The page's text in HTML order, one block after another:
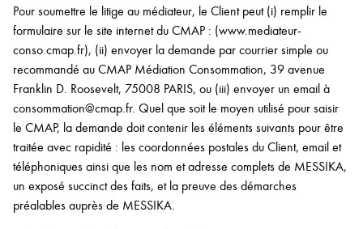
Pour soumettre le litige au médiateur, le Client peut (i) remplir le
formulaire sur le site internet du CMAP : (www.mediateur-
conso.cmap.fr), (ii) envoyer la demande par courrier simple ou
recommandé au CMAP Médiation Consommation, 39 avenue
Franklin D. Roosevelt, 75008 PARIS, ou (iii) envoyer un email à
consommation@cmap.fr. Quel que soit le moyen utilisé pour saisir
le CMAP, la demande doit contenir les éléments suivants pour être
traitée avec rapidité : les coordonnées postales du Client, email et
téléphoniques ainsi que les nom et adresse complets de MESSIKA,
un exposé succinct des faits, et la preuve des démarches
préalables auprès de MESSIKA.